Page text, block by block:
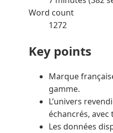
Word count
1272
Key points
Marque
gamme.
L’univers
échancrés,
Les données